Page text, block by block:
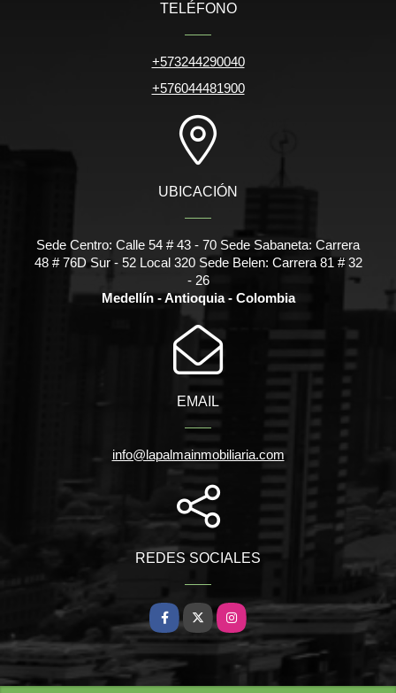
TELÉFONO
+573244290040
+576044481900
UBICACIÓN
Sede Centro: Calle 54 # 43 - 70 Sede Sabaneta: Carrera
48 # 76D Sur - 52 Local 320 Sede Belen: Carrera 81 # 32
- 26
Medellín - Antioquia - Colombia
EMAIL
info@lapalmainmobiliaria.com
REDES SOCIALES
Facebook
X Instagram